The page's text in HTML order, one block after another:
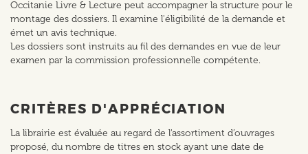
Occitanie Livre & Lecture peut accompagner la structure pour le
montage des dossiers. Il examine l'éligibilité de la demande et
émet un avis technique.
Les dossiers sont instruits au fil des demandes en vue de leur
examen par la commission professionnelle compétente.
CRITÈRES D'APPRÉCIATION
La librairie est évaluée au regard de l'assortiment d’ouvrages
proposé, du nombre de titres en stock ayant une date de